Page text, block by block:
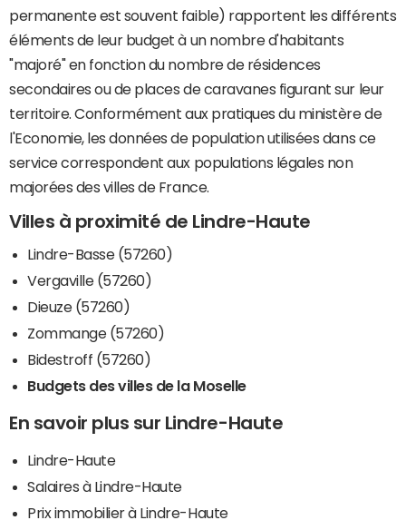
permanente est souvent faible) rapportent les différents
éléments de leur budget à un nombre d'habitants
"majoré" en fonction du nombre de résidences
secondaires ou de places de caravanes figurant sur leur
territoire. Conformément aux pratiques du ministère de
l'Economie, les données de population utilisées dans ce
service correspondent aux populations légales non
majorées des villes de France.
Villes à proximité de Lindre-Haute
Lindre-Basse (57260)
Vergaville (57260)
Dieuze (57260)
Zommange (57260)
Bidestroff (57260)
Budgets des villes de la Moselle
En savoir plus sur Lindre-Haute
Lindre-Haute
Salaires à Lindre-Haute
Prix immobilier à Lindre-Haute